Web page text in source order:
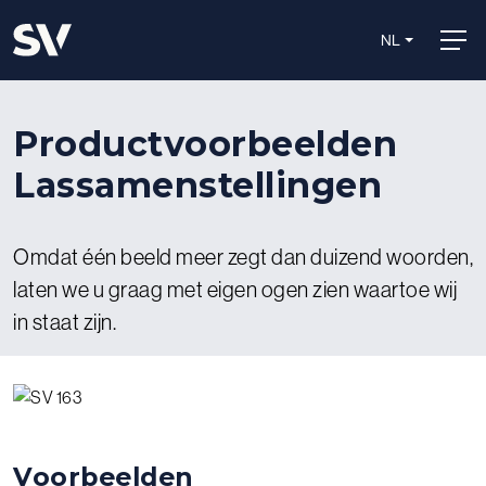
NL
Productvoorbeelden
Lassamenstellingen
Omdat één beeld meer zegt dan duizend woorden,
laten we u graag met eigen ogen zien waartoe wij
in staat zijn.
Voorbeelden